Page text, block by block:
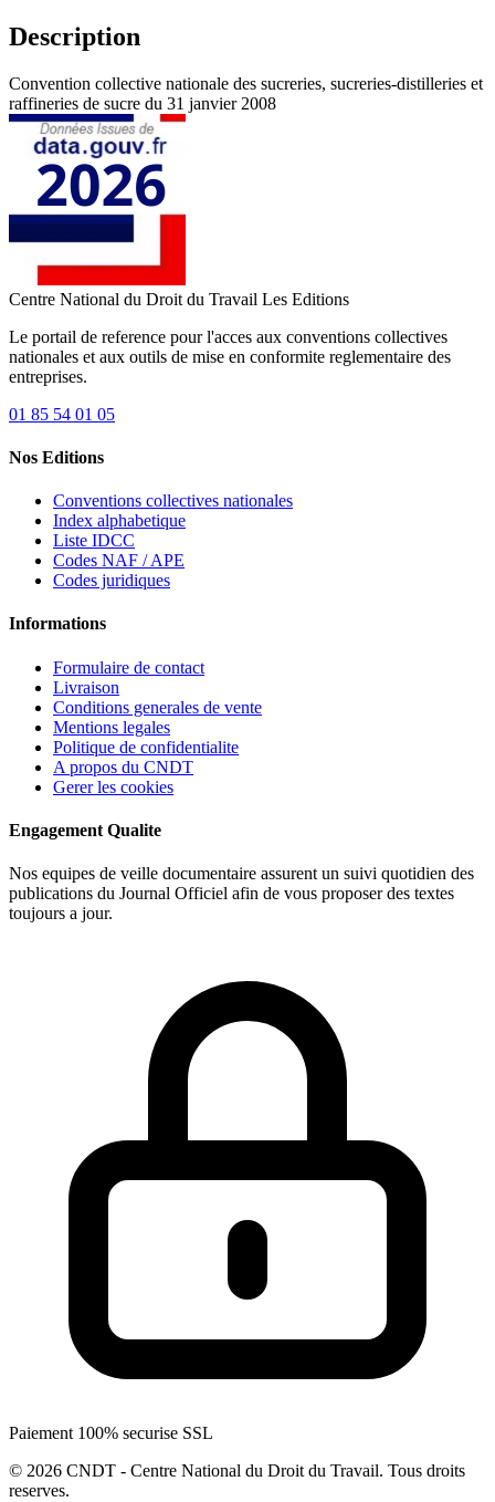
Description
Convention collective nationale des sucreries, sucreries-distilleries et
raffineries de sucre du 31 janvier 2008
Centre National du Droit du Travail Les Editions
Le portail de reference pour l'acces aux conventions collectives
nationales et aux outils de mise en conformite reglementaire des
entreprises.
01 85 54 01 05
Nos Editions
Conventions collectives nationales
Index alphabetique
Liste IDCC
Codes NAF / APE
Codes juridiques
Informations
Formulaire de contact
Livraison
Conditions generales de vente
Mentions legales
Politique de confidentialite
A propos du CNDT
Gerer les cookies
Engagement Qualite
Nos equipes de veille documentaire assurent un suivi quotidien des
publications du Journal Officiel afin de vous proposer des textes
toujours a jour.
Paiement 100% securise SSL
© 2026 CNDT - Centre National du Droit du Travail. Tous droits
reserves.